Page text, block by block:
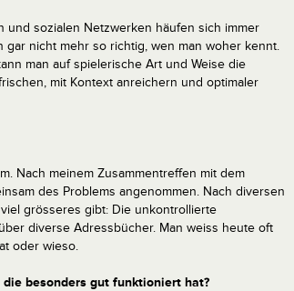
und sozialen Netzwerken häufen sich immer
gar nicht mehr so richtig, wen man woher kennt.
man auf spielerische Art und Weise die
mit Kontext anreichern und optimaler
Nach meinem Zusammentreffen mit dem
des Problems angenommen. Nach diversen
grösseres gibt: Die unkontrollierte
diverse Adressbücher. Man weiss heute oft
oder wieso.
besonders gut funktioniert hat?